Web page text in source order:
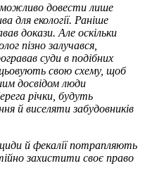
можливо довести лише
для екології. Раніше
докази. Але оскільки
пізно залучався,
суди в подібних
свою схему, щоб
досвідом люди
річки, будуть
й виселяти забудовників
й фекалії потрапляють
захистити своє право